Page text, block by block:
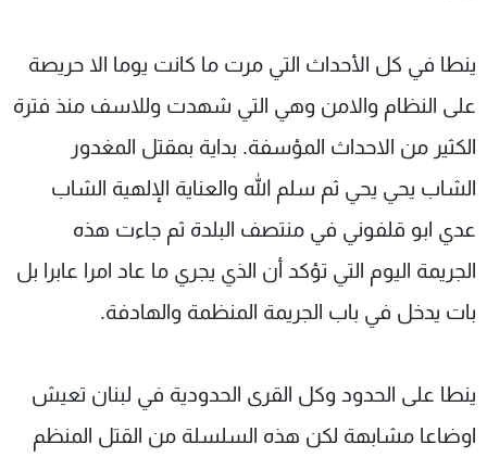
ينطا في كل الأحداث التي مرت ما كانت يوما الا حريصة
على النظام والامن وهي التي شهدت وللاسف منذ فترة
الكثير من الاحداث المؤسفة. بداية بمقتل المغدور
الشاب يحي يحي ثم سلم الله والعناية الإلهية الشاب
عدي ابو قلفوني في منتصف البلدة ثم جاءت هذه
الجريمة اليوم التي تؤكد أن الذي يجري ما عاد امرا عابرا بل
بات يدخل في باب الجريمة المنظمة والهادفة.
ينطا على الحدود وكل القرى الحدودية في لبنان تعيش
اوضاعا مشابهة لكن هذه السلسلة من القتل المنظم